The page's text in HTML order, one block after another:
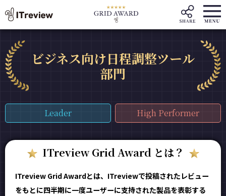
ビジネス向け日程調整ツール
部門
Leader High Performer
ITreview Grid Award とは？
ITreview Grid Awardとは、ITreviewで投稿されたレビュー
をもとに四半期に一度ユーザーに支持された製品を表彰する